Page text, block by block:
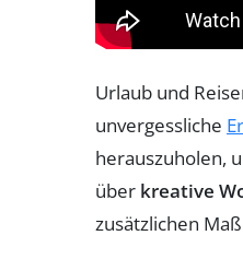
Urlaub und
unvergessliche
herauszuholen,
über kreative
zusätzlichen